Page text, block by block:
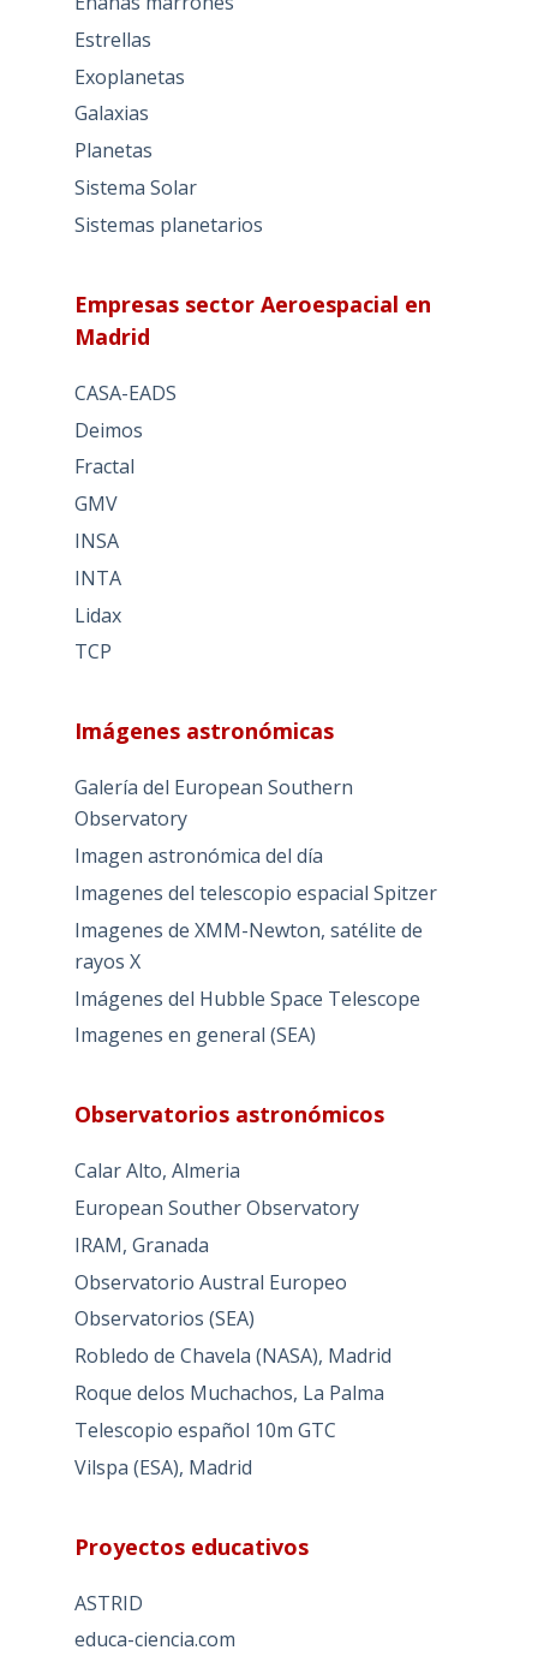
Estrellas
Exoplanetas
Galaxias
Planetas
Sistema Solar
Sistemas planetarios
Empresas sector Aeroespacial en
Madrid
CASA-EADS
Deimos
Fractal
GMV
INSA
INTA
Lidax
TCP
Imágenes astronómicas
Galería del European Southern
Observatory
Imagen astronómica del día
Imagenes del telescopio espacial Spitzer
Imagenes de XMM-Newton, satélite de
rayos X
Imágenes del Hubble Space Telescope
Imagenes en general (SEA)
Observatorios astronómicos
Calar Alto, Almeria
European Souther Observatory
IRAM, Granada
Observatorio Austral Europeo
Observatorios (SEA)
Robledo de Chavela (NASA), Madrid
Roque delos Muchachos, La Palma
Telescopio español 10m GTC
Vilspa (ESA), Madrid
Proyectos educativos
ASTRID
educa-ciencia.com